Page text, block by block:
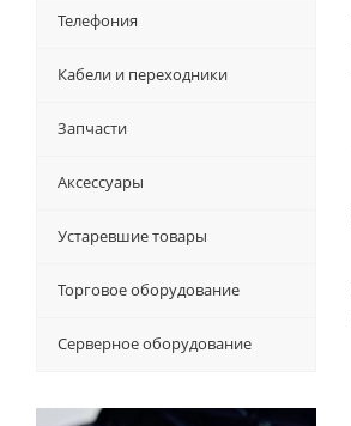
Телефония
Кабели и переходники
Запчасти
Аксессуары
Устаревшие товары
Торговое оборудование
Серверное оборудование